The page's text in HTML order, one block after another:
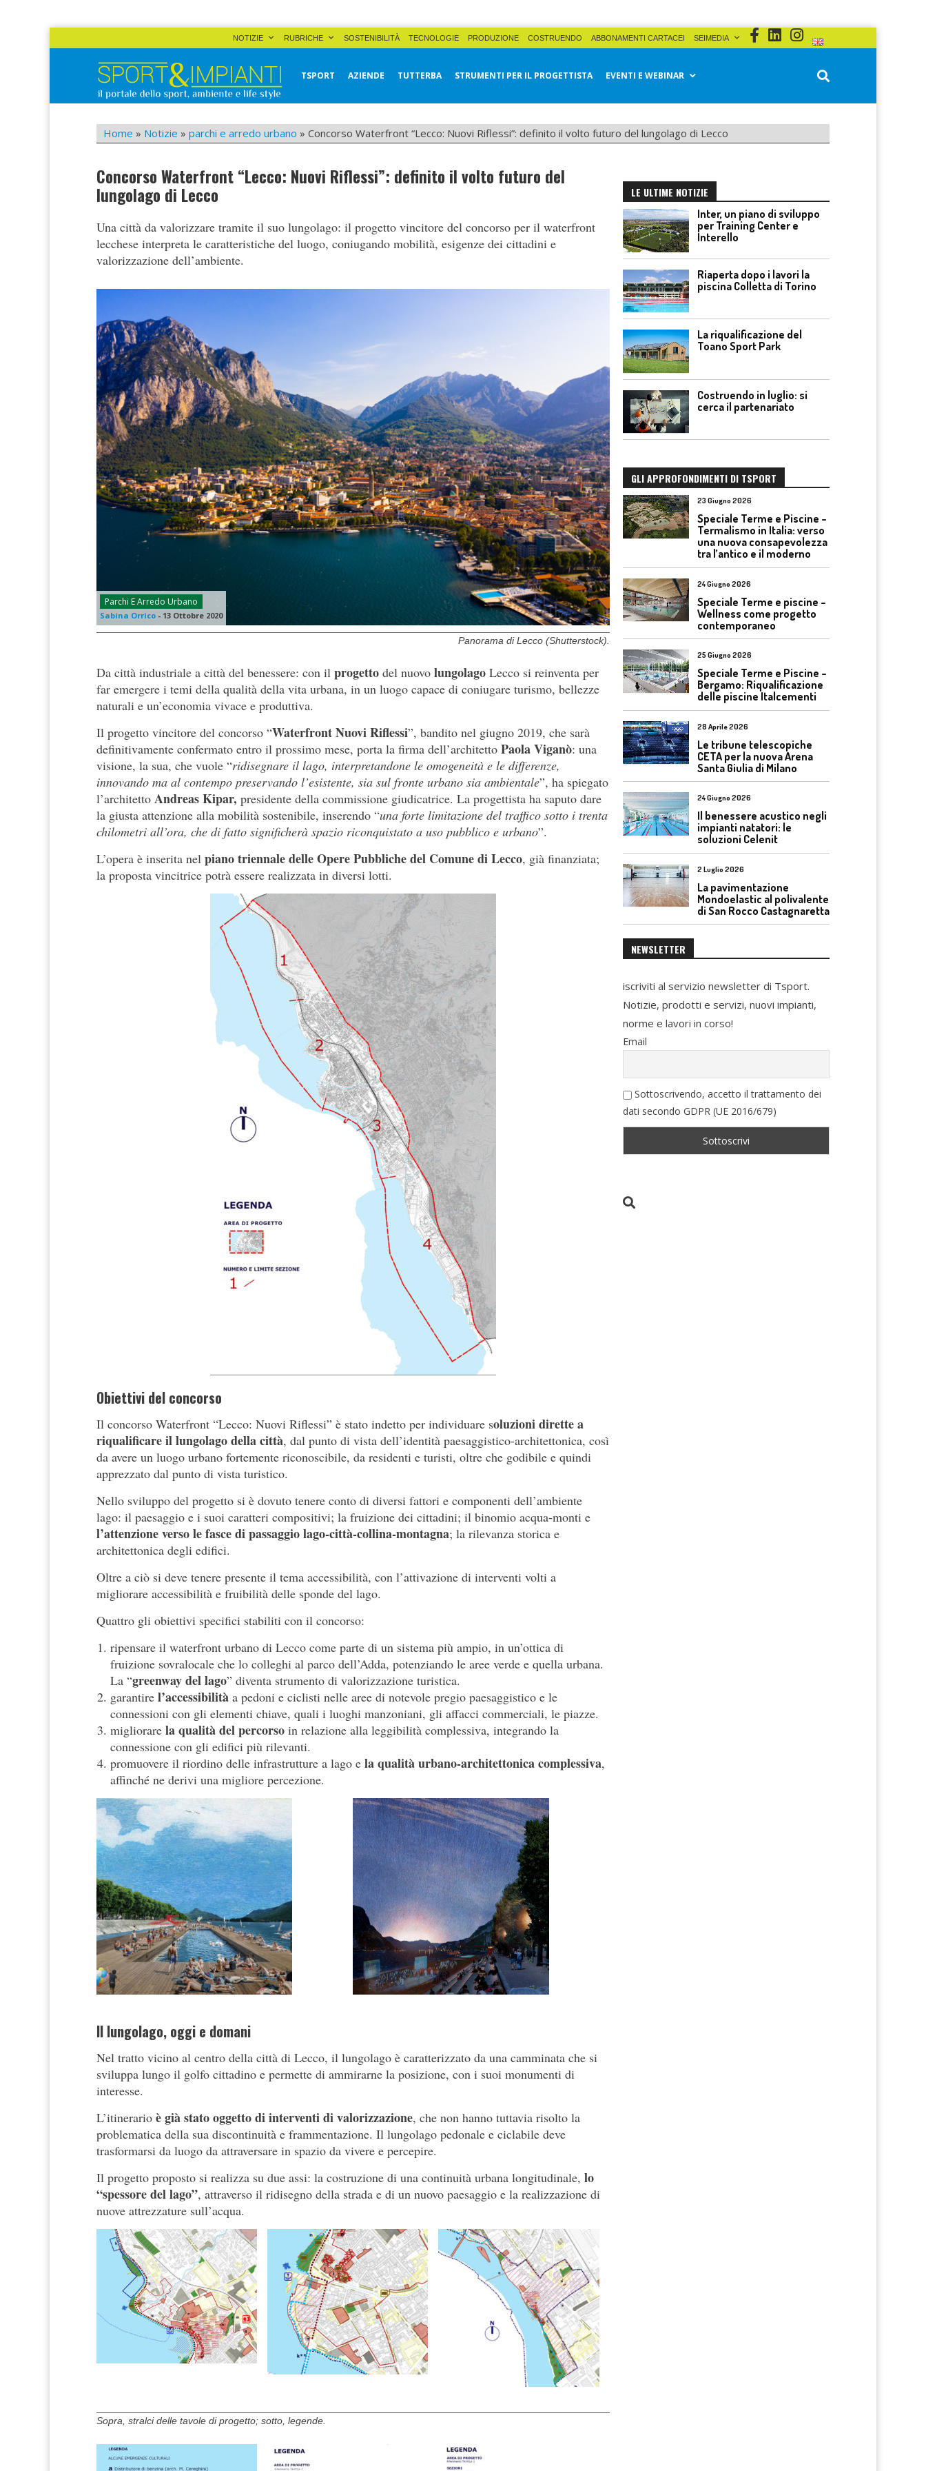
NOTIZIE RUBRICHE SOSTENIBILITÀ TECNOLOGIE PRODUZIONE COSTRUENDO ABBONAMENTI CARTACEI SEIMEDIA
Sport&Impianti
TSPORT AZIENDE TUTTERBA STRUMENTI PER IL PROGETTISTA EVENTI E WEBINAR
Home » Notizie » parchi e arredo urbano » Concorso Waterfront “Lecco: Nuovi Riflessi”: definito il volto futuro del lungolago di Lecco
Concorso Waterfront “Lecco: Nuovi Riflessi”: definito il volto futuro del
lungolago di Lecco
Una città da valorizzare tramite il suo lungolago: il progetto vincitore del concorso per il waterfront
lecchese interpreta le caratteristiche del luogo, coniugando mobilità, esigenze dei cittadini e
valorizzazione dell’ambiente.
Parchi E Arredo Urbano
Sabina Orrico - 13 Ottobre 2020
Panorama di Lecco (Shutterstock).
Da città industriale a città del benessere: con il progetto del nuovo lungolago Lecco si reinventa per
far emergere i temi della qualità della vita urbana, in un luogo capace di coniugare turismo, bellezze
naturali e un’economia vivace e produttiva.
Il progetto vincitore del concorso “Waterfront Nuovi Riflessi”, bandito nel giugno 2019, che sarà
definitivamente confermato entro il prossimo mese, porta la firma dell’architetto Paola Viganò: una
visione, la sua, che vuole “ridisegnare il lago, interpretandone le omogeneità e le differenze,
innovando ma al contempo preservando l’esistente, sia sul fronte urbano sia ambientale”, ha spiegato
l’architetto Andreas Kipar, presidente della commissione giudicatrice. La progettista ha saputo dare
la giusta attenzione alla mobilità sostenibile, inserendo “una forte limitazione del traffico sotto i trenta
chilometri all’ora, che di fatto significherà spazio riconquistato a uso pubblico e urbano”.
L’opera è inserita nel piano triennale delle Opere Pubbliche del Comune di Lecco, già finanziata;
la proposta vincitrice potrà essere realizzata in diversi lotti.
Obiettivi del concorso
Il concorso Waterfront “Lecco: Nuovi Riflessi” è stato indetto per individuare soluzioni dirette a
riqualificare il lungolago della città, dal punto di vista dell’identità paesaggistico-architettonica, così
da avere un luogo urbano fortemente riconoscibile, da residenti e turisti, oltre che godibile e quindi
apprezzato dal punto di vista turistico.
Nello sviluppo del progetto si è dovuto tenere conto di diversi fattori e componenti dell’ambiente
lago: il paesaggio e i suoi caratteri compositivi; la fruizione dei cittadini; il binomio acqua-monti e
l’attenzione verso le fasce di passaggio lago-città-collina-montagna; la rilevanza storica e
architettonica degli edifici.
Oltre a ciò si deve tenere presente il tema accessibilità, con l’attivazione di interventi volti a
migliorare accessibilità e fruibilità delle sponde del lago.
Quattro gli obiettivi specifici stabiliti con il concorso:
ripensare il waterfront urbano di Lecco come parte di un sistema più ampio, in un’ottica di
fruizione sovralocale che lo colleghi al parco dell’Adda, potenziando le aree verde e quella urbana.
La “greenway del lago” diventa strumento di valorizzazione turistica.
garantire l’accessibilità a pedoni e ciclisti nelle aree di notevole pregio paesaggistico e le
connessioni con gli elementi chiave, quali i luoghi manzoniani, gli affacci commerciali, le piazze.
migliorare la qualità del percorso in relazione alla leggibilità complessiva, integrando la
connessione con gli edifici più rilevanti.
promuovere il riordino delle infrastrutture a lago e la qualità urbano-architettonica complessiva,
affinché ne derivi una migliore percezione.
Il lungolago, oggi e domani
Nel tratto vicino al centro della città di Lecco, il lungolago è caratterizzato da una camminata che si
sviluppa lungo il golfo cittadino e permette di ammirarne la posizione, con i suoi monumenti di
interesse.
L’itinerario è già stato oggetto di interventi di valorizzazione, che non hanno tuttavia risolto la
problematica della sua discontinuità e frammentazione. Il lungolago pedonale e ciclabile deve
trasformarsi da luogo da attraversare in spazio da vivere e percepire.
Il progetto proposto si realizza su due assi: la costruzione di una continuità urbana longitudinale, lo
“spessore del lago”, attraverso il ridisegno della strada e di un nuovo paesaggio e la realizzazione di
nuove attrezzature sull’acqua.
Sopra, stralci delle tavole di progetto; sotto, legende.
LE ULTIME NOTIZIE
Inter, un piano di sviluppo
per Training Center e
Interello
Riaperta dopo i lavori la
piscina Colletta di Torino
La riqualificazione del
Toano Sport Park
Costruendo in luglio: si
cerca il partenariato
GLI APPROFONDIMENTI DI TSPORT
23 Giugno 2026
Speciale Terme e Piscine –
Termalismo in Italia: verso
una nuova consapevolezza
tra l’antico e il moderno
24 Giugno 2026
Speciale Terme e piscine –
Wellness come progetto
contemporaneo
25 Giugno 2026
Speciale Terme e Piscine –
Bergamo: Riqualificazione
delle piscine Italcementi
28 Aprile 2026
Le tribune telescopiche
CETA per la nuova Arena
Santa Giulia di Milano
24 Giugno 2026
Il benessere acustico negli
impianti natatori: le
soluzioni Celenit
2 Luglio 2026
La pavimentazione
Mondoelastic al polivalente
di San Rocco Castagnaretta
NEWSLETTER
iscriviti al servizio newsletter di Tsport.
Notizie, prodotti e servizi, nuovi impianti,
norme e lavori in corso!
Email
Sottoscrivendo, accetto il trattamento dei
dati secondo GDPR (UE 2016/679)